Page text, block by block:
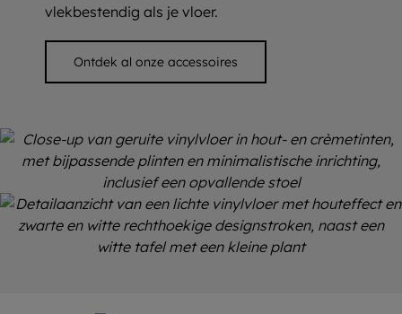
vlekbestendig als je vloer.
Ontdek al onze accessoires